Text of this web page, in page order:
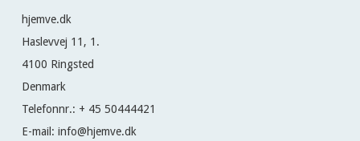
hjemve.dk
Haslevvej 11, 1.
4100 Ringsted
Denmark
Telefonnr.: + 45 50444421
E-mail: info@hjemve.dk